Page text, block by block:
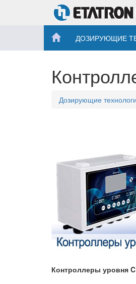
ДОЗИРУЮЩИЕ
Дозирующие
Контроллеры уровня